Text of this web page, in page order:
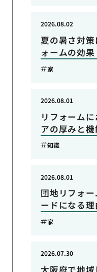
夏の暑さ対
ォームの効果
2026.08.02
家
リフォーム
アの厚みと
2026.08.01
知識
団地リフォ
ードになる理
2026.08.01
家
大阪府で地
2026.07.30